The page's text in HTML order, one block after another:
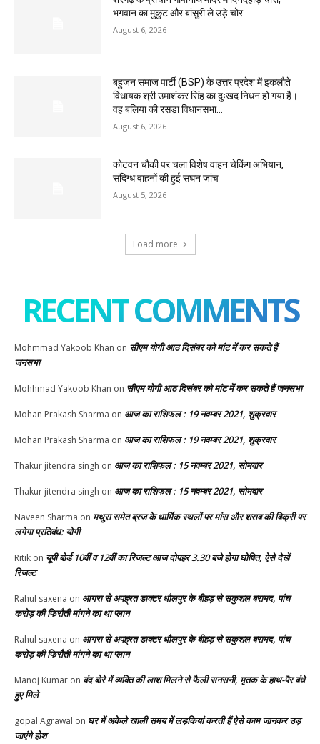
भगवान का मुकुट और बांसुरी ले उड़े चोर
August 6, 2026
बहुजन समाज पार्टी (BSP) के उत्तर प्रदेश में इकलौते
विधायक श्री उमाशंकर सिंह का दुःखद निधन हो गया है।
वह बलिया की रसड़ा विधानसभा...
August 6, 2026
कोटवन चौकी पर चला विशेष वाहन चेकिंग अभियान,
संदिग्ध वाहनों की हुई सघन जांच
August 5, 2026
Load more
RECENT COMMENTS
Mohmmad Yakoob Khan on सीएम योगी आठ दिसंबर को मांट में कर सकते हैं
जनसभा
Mohhmad Yakoob Khan on सीएम योगी आठ दिसंबर को मांट में कर सकते हैं जनसभा
Mohan Prakash Sharma on आज का राशिफल : 19 नवम्बर 2021, शुक्रवार
Mohan Prakash Sharma on आज का राशिफल : 19 नवम्बर 2021, शुक्रवार
Thakur jitendra singh on आज का राशिफल : 15 नवम्बर 2021, सोमवार
Thakur jitendra singh on आज का राशिफल : 15 नवम्बर 2021, सोमवार
Naveen Sharma on मथुरा समेत ब्रज के धार्मिक स्थलों पर मांस और शराब की बिक्री पर
लगेगा प्रतिबंध: योगी
Ritik on यूपी बोर्ड 10वीं व 12वीं का रिजल्ट आज दोपहर 3.30 बजे होगा घोषित, ऐसे देखें
रिजल्ट
Rahul saxena on आगरा से अपह्रत डाक्टर धौलपुर के बीहड़ से सकुशल बरामद, पांच
करोड़ की फिरौती मांगने का था प्लान
Rahul saxena on आगरा से अपह्रत डाक्टर धौलपुर के बीहड़ से सकुशल बरामद, पांच
करोड़ की फिरौती मांगने का था प्लान
Manoj Kumar on बंद बोरे में व्यक्ति की लाश मिलने से फैली सनसनी, मृतक के हाथ-पैर बंधे
हुए मिले
gopal Agrawal on घर में अकेले खाली समय में लड़कियां करती हैं ऐसे काम जानकर उड़
जाएंगे होश